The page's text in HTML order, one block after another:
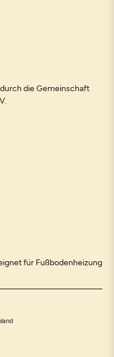
die Gemeinschaft
für Fußbodenheizung